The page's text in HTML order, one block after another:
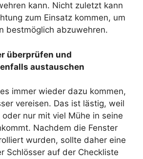
kann. Nicht zuletzt kann
zum Einsatz kommen, um
bestmöglich abzuwehren.
überprüfen und
austauschen
immer wieder dazu kommen,
vereisen. Das ist lästig, weil
nur mit viel Mühe in seine
Nachdem die Fenster
wurden, sollte daher eine
Schlösser auf der Checkliste